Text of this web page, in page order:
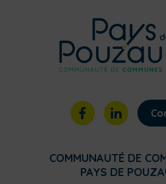
COMMUNAUTÉ DE
PAYS DE